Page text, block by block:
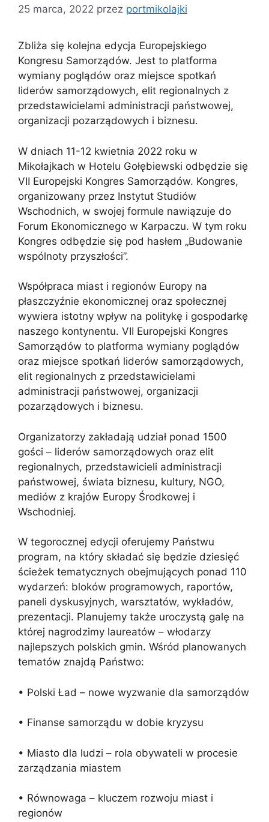
25 marca, 2022 przez portmikolajki
Zbliża się kolejna edycja Europejskiego
Kongresu Samorządów. Jest to platforma
wymiany poglądów oraz miejsce spotkań
liderów samorządowych, elit regionalnych z
przedstawicielami administracji państwowej,
organizacji pozarządowych i biznesu.
W dniach 11-12 kwietnia 2022 roku w
Mikołajkach w Hotelu Gołębiewski odbędzie się
VII Europejski Kongres Samorządów. Kongres,
organizowany przez Instytut Studiów
Wschodnich, w swojej formule nawiązuje do
Forum Ekonomicznego w Karpaczu. W tym roku
Kongres odbędzie się pod hasłem „Budowanie
wspólnoty przyszłości”.
Współpraca miast i regionów Europy na
płaszczyźnie ekonomicznej oraz społecznej
wywiera istotny wpływ na politykę i gospodarkę
naszego kontynentu. VII Europejski Kongres
Samorządów to platforma wymiany poglądów
oraz miejsce spotkań liderów samorządowych,
elit regionalnych z przedstawicielami
administracji państwowej, organizacji
pozarządowych i biznesu.
Organizatorzy zakładają udział ponad 1500
gości – liderów samorządowych oraz elit
regionalnych, przedstawicieli administracji
państwowej, świata biznesu, kultury, NGO,
mediów z krajów Europy Środkowej i
Wschodniej.
W tegorocznej edycji oferujemy Państwu
program, na który składać się będzie dziesięć
ścieżek tematycznych obejmujących ponad 110
wydarzeń: bloków programowych, raportów,
paneli dyskusyjnych, warsztatów, wykładów,
prezentacji. Planujemy także uroczystą galę na
której nagrodzimy laureatów – włodarzy
najlepszych polskich gmin. Wśród planowanych
tematów znajdą Państwo:
• Polski Ład – nowe wyzwanie dla samorządów
• Finanse samorządu w dobie kryzysu
• Miasto dla ludzi – rola obywateli w procesie
zarządzania miastem
• Równowaga – kluczem rozwoju miast i
regionów